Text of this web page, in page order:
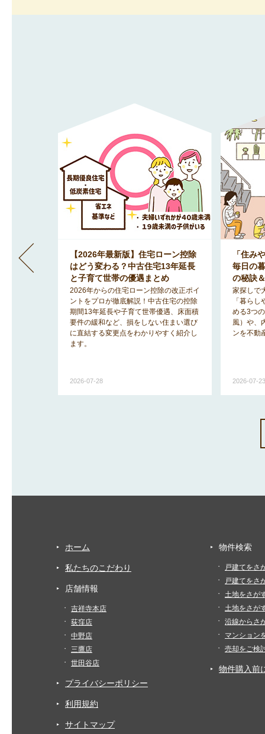
取りが
で明る
【2026年最新版】住宅ローン控除
はどう変わる？中古住宅13年延長
と子育て世帯の優遇まとめ
2026年からの住宅ローン控除の改正ポイ
ントをプロが徹底解説！中古住宅の控除
期間13年延長や子育て世帯優遇、床面積
要件の緩和など、損をしない住まい選び
に直結する変更点をわかりやすく紹介し
ます。
2026-07-28
「住み
毎日の
の秘訣
家探しで
「暮ら
める3つ
風）や、
ンを不動
2026-07-23
ホーム
私たちのこだわり
店舗情報
吉祥寺本店
荻窪店
中野店
三鷹店
世田谷店
プライバシーポリシー
利用規約
サイトマップ
物件検索
戸建てをさ
戸建てをさ
土地をさが
土地をさが
沿線からさ
マンション
売却をご検
物件購入前